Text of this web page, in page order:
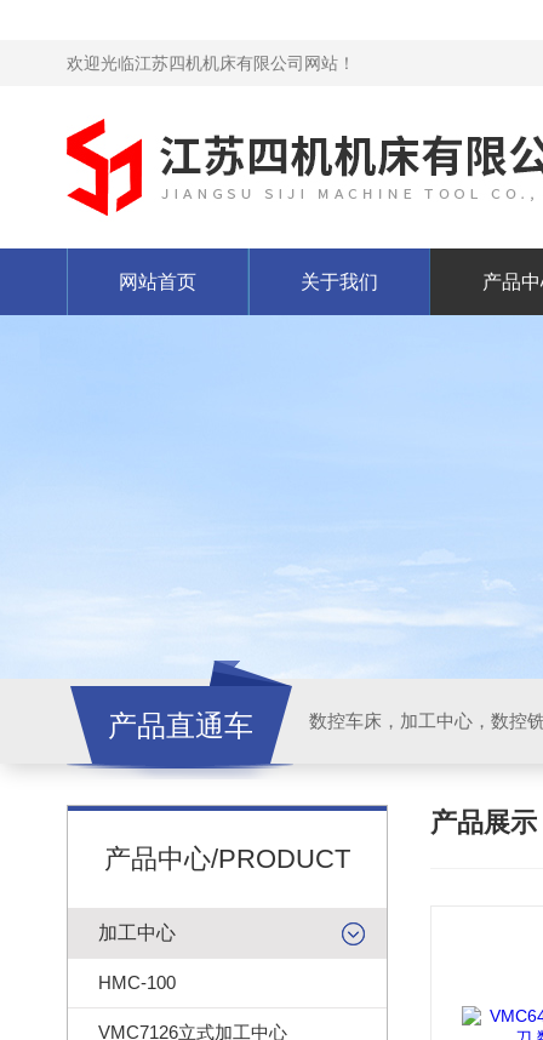
欢迎光临江苏四机机床有限公司网站！
网站首页 关于我们 产品
产品直通车
产品中心/PRODUCT
加工中心
HMC-100
VMC7126立式加工中心
产品展示